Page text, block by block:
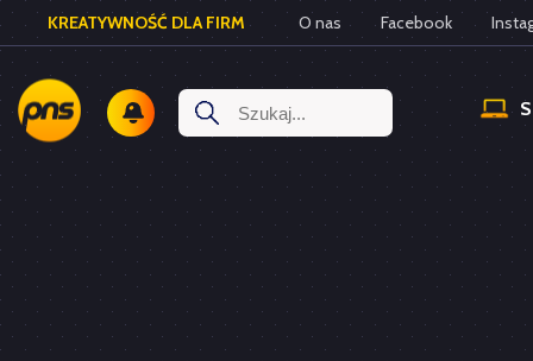
KREATYWNOŚĆ DLA FIRM O nas Facebook